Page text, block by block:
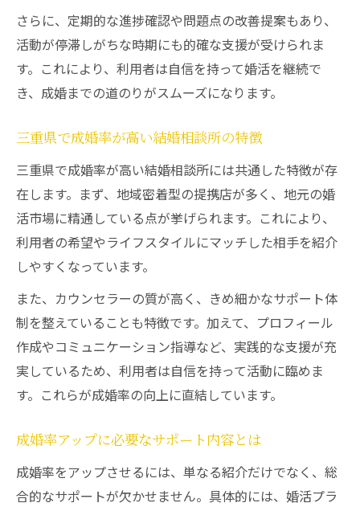
さらに、定期的な進捗確認や問題点の改善提案もあり、
活動が停滞しがちな時期にも的確な支援が受けられま
す。これにより、利用者は自信を持って婚活を継続で
き、成婚までの道のりがスムーズになります。
三重県で成婚率が高い結婚相談所の特徴
三重県で成婚率が高い結婚相談所には共通した特徴が存
在します。まず、地域密着型の提携店が多く、地元の婚
活市場に精通している点が挙げられます。これにより、
利用者の希望やライフスタイルにマッチした相手を紹介
しやすくなっています。
また、カウンセラーの質が高く、きめ細かなサポート体
制を整えていることも特徴です。加えて、プロフィール
作成やコミュニケーション指導など、実践的な支援が充
実しているため、利用者は自信を持って活動に臨めま
す。これらが成婚率の向上に直結しています。
成婚率アップに必要なサポート内容とは
成婚率をアップさせるには、単なる紹介だけでなく、総
合的なサポートが欠かせません。具体的には、婚活プラ